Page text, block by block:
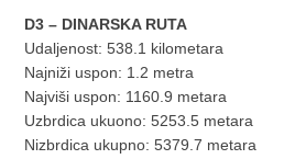
D3 – DINARSKA RUTA
Udaljenost: 538.1 kilometara
Najniži uspon: 1.2 metra
Najviši uspon: 1160.9 metara
Uzbrdica ukuono: 5253.5 metara
Nizbrdica ukupno: 5379.7 metara